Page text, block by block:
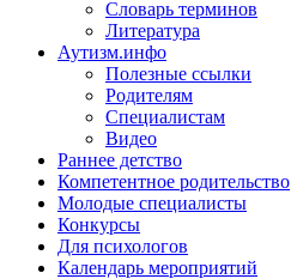
Словарь терминов
Литература
Аутизм.инфо
Полезные ссылки
Родителям
Специалистам
Видео
Раннее детство
Компетентное родительство
Молодые специалисты
Конкурсы
Для психологов
Календарь мероприятий